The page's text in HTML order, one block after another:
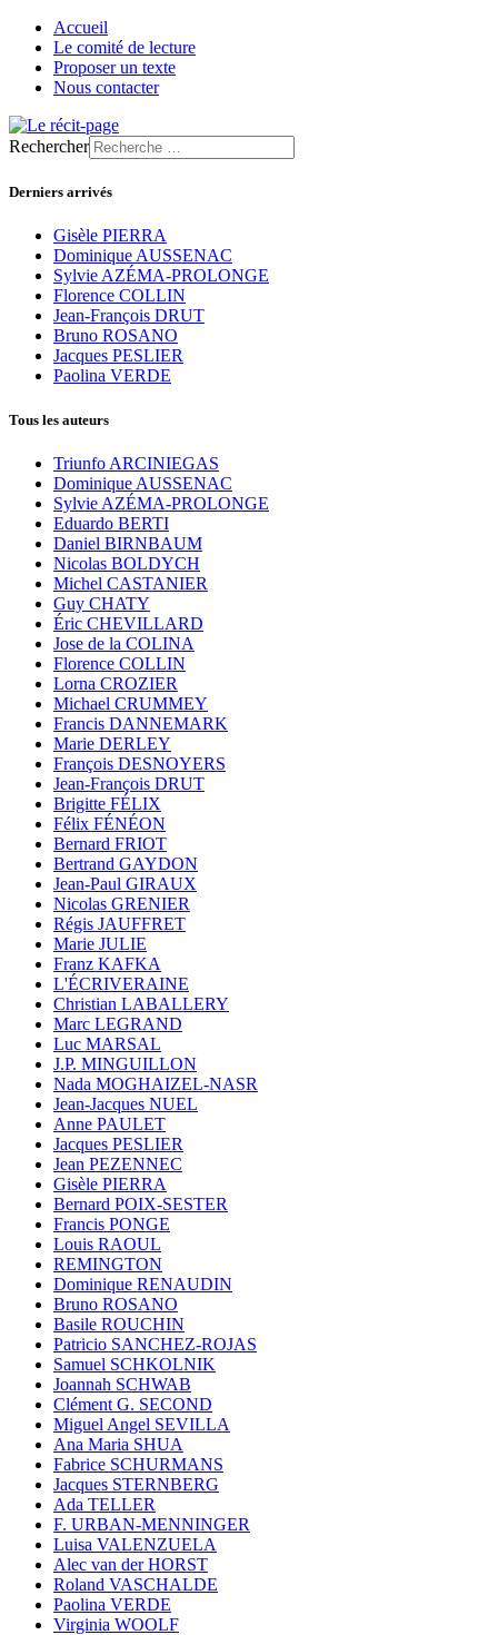
Accueil
Le comité de lecture
Proposer un texte
Nous contacter
Rechercher
Derniers arrivés
Gisèle PIERRA
Dominique AUSSENAC
Sylvie AZÉMA-PROLONGE
Florence COLLIN
Jean-François DRUT
Bruno ROSANO
Jacques PESLIER
Paolina VERDE
Tous les auteurs
Triunfo ARCINIEGAS
Dominique AUSSENAC
Sylvie AZÉMA-PROLONGE
Eduardo BERTI
Daniel BIRNBAUM
Nicolas BOLDYCH
Michel CASTANIER
Guy CHATY
Éric CHEVILLARD
Jose de la COLINA
Florence COLLIN
Lorna CROZIER
Michael CRUMMEY
Francis DANNEMARK
Marie DERLEY
François DESNOYERS
Jean-François DRUT
Brigitte FÉLIX
Félix FÉNÉON
Bernard FRIOT
Bertrand GAYDON
Jean-Paul GIRAUX
Nicolas GRENIER
Régis JAUFFRET
Marie JULIE
Franz KAFKA
L'ÉCRIVERAINE
Christian LABALLERY
Marc LEGRAND
Luc MARSAL
J.P. MINGUILLON
Nada MOGHAIZEL-NASR
Jean-Jacques NUEL
Anne PAULET
Jacques PESLIER
Jean PEZENNEC
Gisèle PIERRA
Bernard POIX-SESTER
Francis PONGE
Louis RAOUL
REMINGTON
Dominique RENAUDIN
Bruno ROSANO
Basile ROUCHIN
Patricio SANCHEZ-ROJAS
Samuel SCHKOLNIK
Joannah SCHWAB
Clément G. SECOND
Miguel Angel SEVILLA
Ana Maria SHUA
Fabrice SCHURMANS
Jacques STERNBERG
Ada TELLER
F. URBAN-MENNINGER
Luisa VALENZUELA
Alec van der HORST
Roland VASCHALDE
Paolina VERDE
Virginia WOOLF